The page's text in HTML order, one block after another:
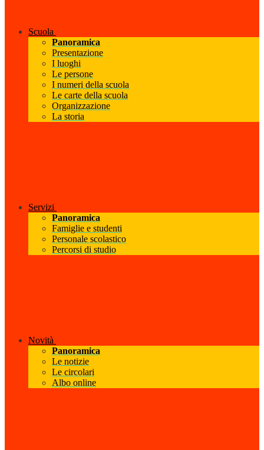
Scuola
Panoramica
Presentazione
I luoghi
Le persone
I numeri della scuola
Le carte della scuola
Organizzazione
La storia
Servizi
Panoramica
Famiglie e studenti
Personale scolastico
Percorsi di studio
Novità
Panoramica
Le notizie
Le circolari
Albo online